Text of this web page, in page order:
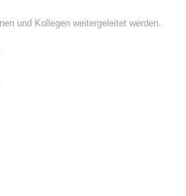
und Kollegen weitergeleitet werden.